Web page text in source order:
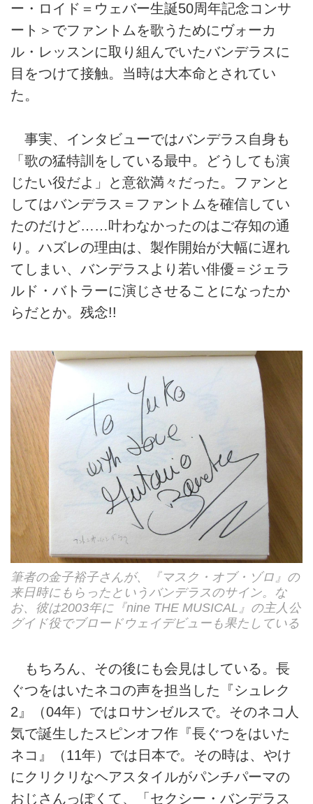
ー・ロイド＝ウェバー生誕50周年記念コンサ
ート＞でファントムを歌うためにヴォーカ
ル・レッスンに取り組んでいたバンデラスに
目をつけて接触。当時は大本命とされてい
た。
事実、インタビューではバンデラス自身も
「歌の猛特訓をしている最中。どうしても演
じたい役だよ」と意欲満々だった。ファンと
してはバンデラス＝ファントムを確信してい
たのだけど……叶わなかったのはご存知の通
り。ハズレの理由は、製作開始が大幅に遅れ
てしまい、バンデラスより若い俳優＝ジェラ
ルド・バトラーに演じさせることになったか
らだとか。残念!!
筆者の金子裕子さんが、『マスク・オブ・ゾロ』の
来日時にもらったというバンデラスのサイン。な
お、彼は2003年に『nine THE MUSICAL』の主人公
グイド役でブロードウェイデビューも果たしている
もちろん、その後にも会見はしている。長
ぐつをはいたネコの声を担当した『シュレク
2』（04年）ではロサンゼルスで。そのネコ人
気で誕生したスピンオフ作『長ぐつをはいた
ネコ』（11年）では日本で。その時は、やけ
にクリクリなヘアスタイルがパンチパーマの
おじさんっぽくて、「セクシー・バンデラス